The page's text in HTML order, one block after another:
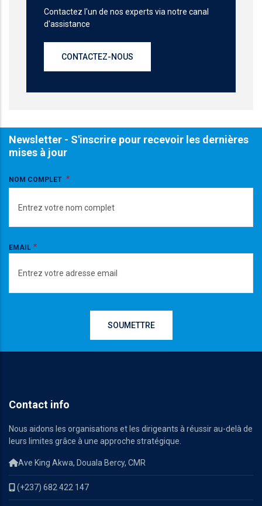
Contactez l'un de nos experts via notre canal
d'assistance
CONTACTEZ-NOUS
Newsletter - S'inscrire pour recevoir les dernières
mises à jour
NOM COMPLET
EMAIL
Contact info
Nous aidons les organisations et les dirigeants à réussir au-delà de
leurs limites grâce à une approche stratégique.
Ave King Akwa, Douala Bercy, CMR
(+237) 682 422 147